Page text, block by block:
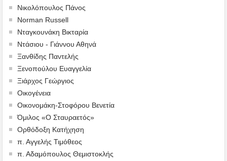
Νικολόπουλος Πάνος
Norman Russell
Νταγκουνάκη Βικταρία
Ντάσιου - Γιάννου Αθηνά
Ξανθίδης Παντελής
Ξενοπούλου Ευαγγελία
Ξιάρχος Γεώργιος
Οικογένεια
Οικονομάκη-Στοφόρου Βενετία
Όμιλος «Ο Σταυραετός»
Ορθόδοξη Κατήχηση
π. Αγγελής Τιμόθεος
π. Αδαμόπουλος Θεμιστοκλής